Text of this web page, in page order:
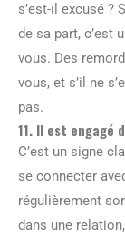
s’est-il excusé ?
de sa part, c’est
vous. Des
vous, et s’il ne
pas.
11. Il est engagé
C’est un signe
se connecter
régulièrement
dans une